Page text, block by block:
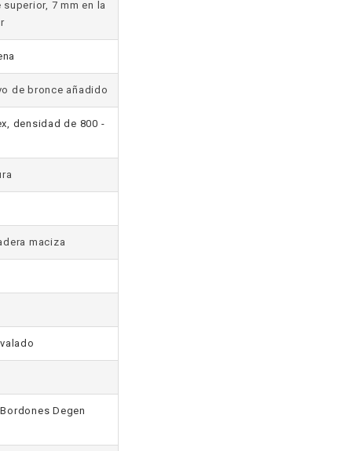
7 mm en la
de bronce añadido
densidad de 800 -
maciza
Degen